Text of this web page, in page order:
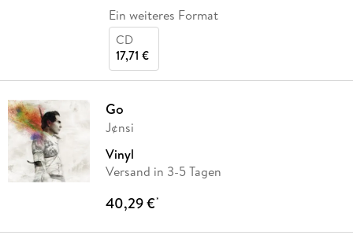
Ein weiteres Format
CD
17,71 €
Go
J¢nsi
Vinyl
Versand in 3-5 Tagen
40,29 €*